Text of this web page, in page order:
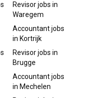
Revisorjobs in
Waregem
Accountantjobs
in Kortrijk
Revisorjobs in
Brugge
Accountantjobs
in Mechelen